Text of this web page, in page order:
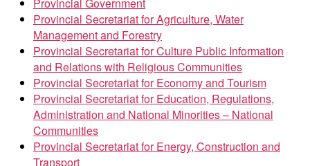
Provincial Secretariat for Agriculture, Water
Management and Forestry
Provincial Secretariat for Culture Public Information
and Relations with Religious Communities
Provincial Secretariat for Economy and Tourism
Provincial Secretariat for Education, Regulations,
Administration and National Minorities – National
Communities
Provincial Secretariat for Energy, Construction and
Transport